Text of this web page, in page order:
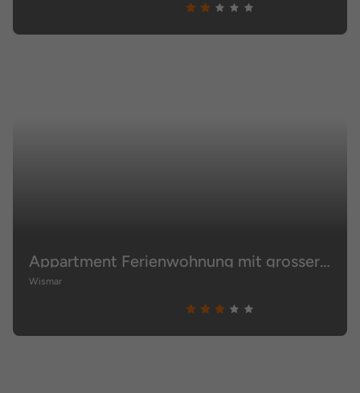
Appartment Ferienwohnung mit grosser Terrasse Ohlerich Speicher Wismar
Wismar